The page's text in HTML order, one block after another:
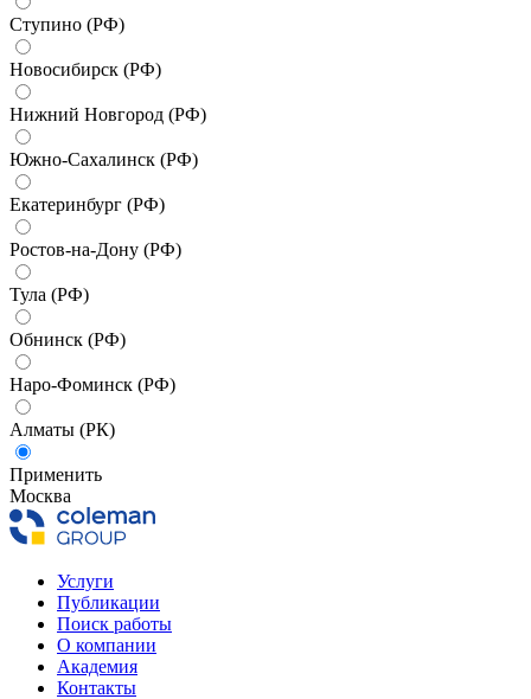
Ступино (РФ)
Новосибирск (РФ)
Нижний Новгород (РФ)
Южно-Сахалинск (РФ)
Екатеринбург (РФ)
Ростов-на-Дону (РФ)
Тула (РФ)
Обнинск (РФ)
Наро-Фоминск (РФ)
Алматы (РК)
Применить
Москва
Услуги
Публикации
Поиск работы
О компании
Академия
Контакты